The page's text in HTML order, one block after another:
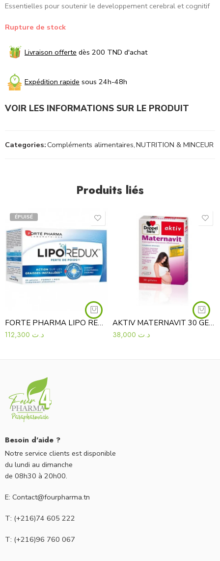
Essentielles pour soutenir le developpement cerebral et cognitif
Rupture de stock
Livraison offerte dès 200 TND d'achat
Expédition rapide sous 24h-48h
VOIR LES INFORMATIONS SUR LE PRODUIT
Categories:Compléments alimentaires,NUTRITION & MINCEUR
Produits liés
ÉPUISÉ
FORTE PHARMA LIPO REDUX 56 GELULES
د.ت
AKTIV MATERNAVIT 30 GELULES
د.ت
Besoin d'aide ?
Notre service clients est disponible
du lundi au dimanche
de 08h30 à 20h00.
E: Contact@fourpharma.tn
T: (+216)74 605 222
T: (+216)96 760 067